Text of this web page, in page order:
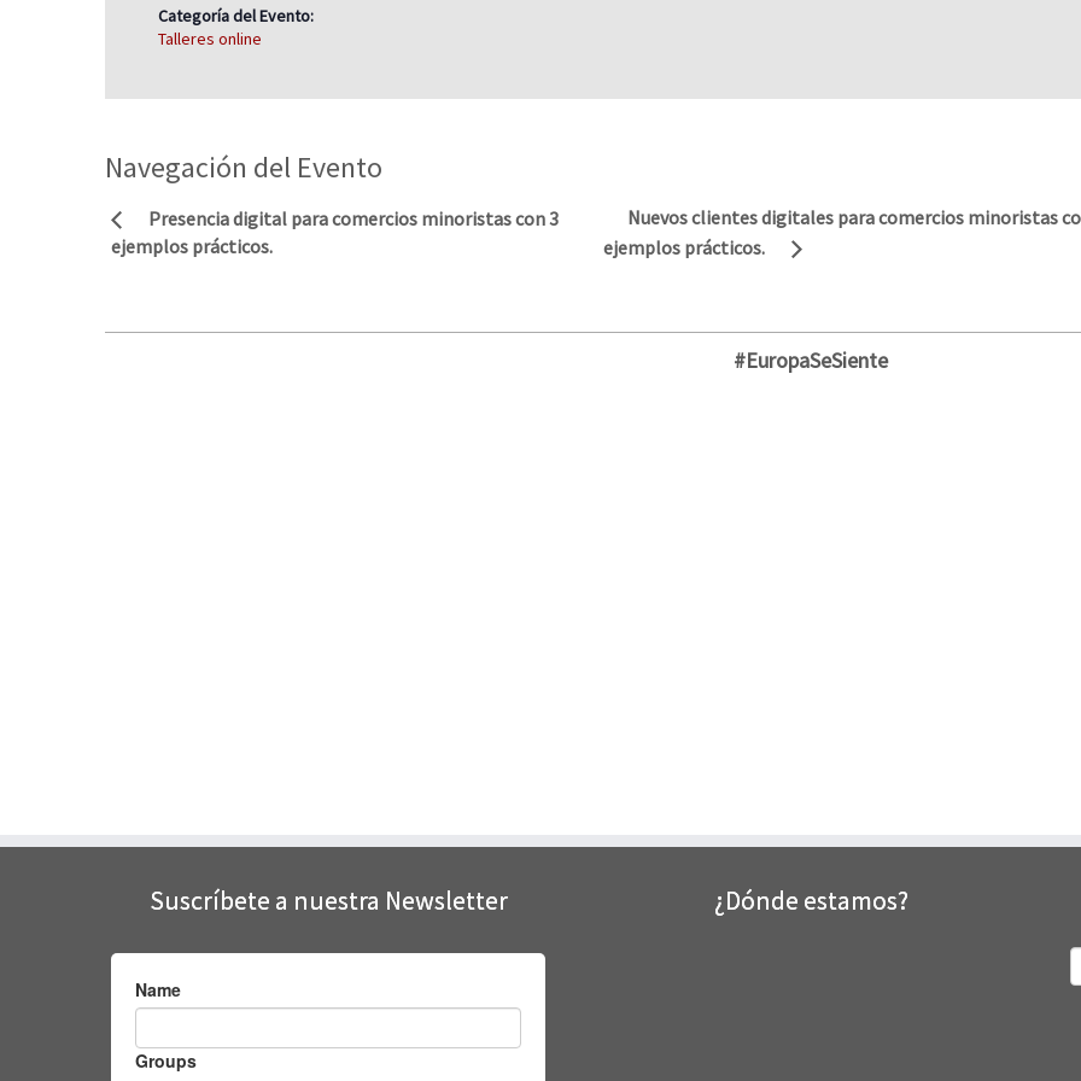
Categoría del Evento:
Talleres online
Navegación del Evento
Presencia digital para comercios minoristas con 3
ejemplos prácticos.
Nuevos clientes digitales para comercios minoristas
ejemplos prácticos.
#EuropaSeSiente
Suscríbete a nuestra Newsletter ¿Dónde estamos?